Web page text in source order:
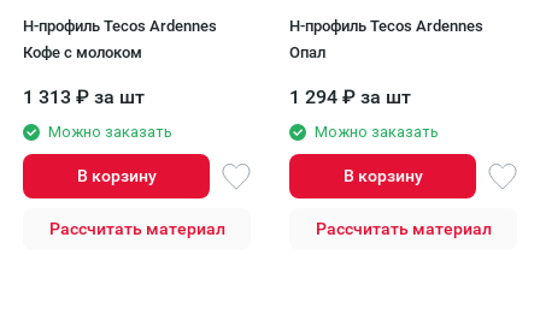
H-профиль Tecos Ardennes
Кофе с молоком
1 313 ₽ за шт
Можно заказать
В корзину
Рассчитать материал
H-профиль Tecos Ardennes
Опал
1 294 ₽ за шт
Можно заказать
В корзину
Рассчитать материал